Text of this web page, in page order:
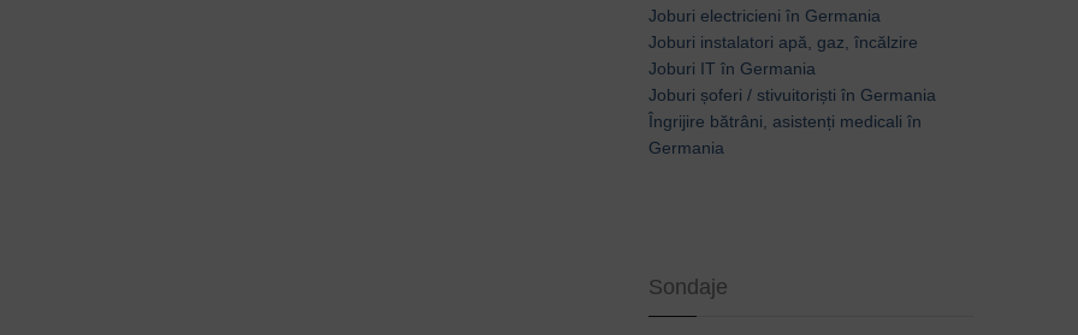
Joburi electricieni în Germania
Joburi instalatori apă, gaz, încălzire
Joburi IT în Germania
Joburi șoferi / stivuitoriști în Germania
Îngrijire bătrâni, asistenți medicali în
Germania
Sondaje